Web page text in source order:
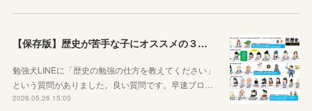
【保存版】歴史が苦手な子にオススメの３つの勉強法！オリジナルプリントもご紹介！
勉強犬LINEに「歴史の勉強の仕方を教えてください」
という質問がありました。良い質問です。早速ブロ…
2026.05.26 15:05